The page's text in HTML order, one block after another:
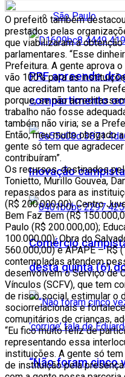
São Paulo
PRF apreende
compartimento
Inovação
Comércio
desta quinta (6)
“Não foram cinco
O prefeito também
prestados pelas
que viabilizaram a
parlamentares. “Esse
Prefeitura. A gente aprova
vão 100% para as
que acreditam tanto na
porque, se não
trabalho não fosse
também não viria; se a
Então, meu muito obrigado
gente só tem que
contribuíram”.
Os recursos, destinados
Tonietto, Murillo Gouvea,
repassados para as
(R$ 200.000,00); Centro
Bem Faz Bem (R$
Paulo (R$ 200.000,00);
100.000,00); Obra do
560.000,00) e APAPE – R$
contempladas atendem
desenvolvem o Serviço de
Vínculos (SCFV), que tem
de risco social, estimular o
sociorrelacionais e
comunitários de crianças,
“Eu fico muito feliz de
representando essa
instituições. A gente só
de instituição pela